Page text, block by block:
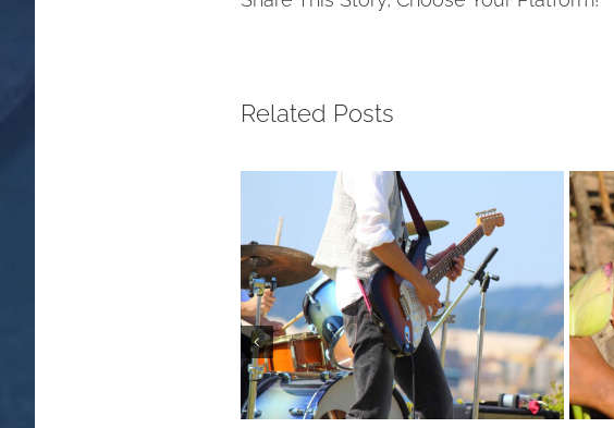
Related Posts